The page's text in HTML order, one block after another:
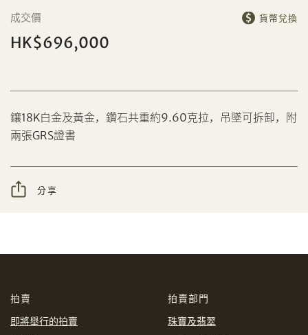
我已閱讀並同意使用條款及私隱政策。
設定您的最高競投價
成交價 貨幣兌換
HK$696,000
鑲18K白金及黃金，鑽石共重約9.60克拉，吊墜可拆卸，附
兩張GRS證書
分享
CNY
拍賣
即將舉行的拍賣
拍賣部門
珠寶及翡翠